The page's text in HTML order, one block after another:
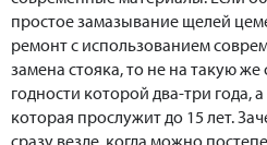
простое замазывание щелей
ремонт с использованием
замена стояка, то не на такую же
годности которой два-три года,
которая прослужит до 15 лет.
сразу везде, когда можно